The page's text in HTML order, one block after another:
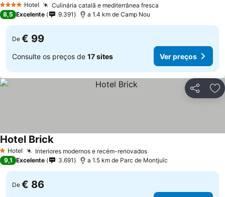
4 EstrelasHotel Culinária catalã e mediterrânea fresca
8,5 Excelente 9.391 a 1.4 km de Camp Nou
De € 99
Consulte os preços de 17 sites Ver preços
Partilhar
1 Estrelas
Hotel Interiores modernos e recém-renovados
Hotel Brick
9,1 Excelente 3.691 a 1.5 km de Parc de Montjuïc
De € 86